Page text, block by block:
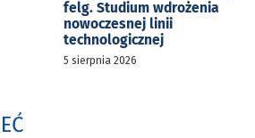
felg. Studium wdrożenia
nowoczesnej linii
technologicznej
5 sierpnia 2026